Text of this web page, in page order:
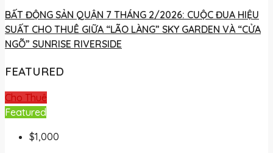
BẤT ĐỘNG SẢN QUẬN 7 THÁNG 2/2026: CUỘC ĐUA HIỆU
SUẤT CHO THUÊ GIỮA “LÃO LÀNG” SKY GARDEN VÀ “CỬA
NGÕ” SUNRISE RIVERSIDE
FEATURED
Cho Thuê
Featured
$1,000